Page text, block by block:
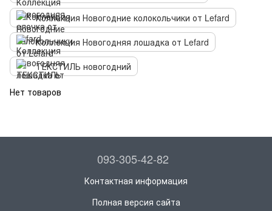
Коллекция Новогодние колокольчики от Lefard
Коллекция Новогодняя лошадка от Lefard
ТЕКСТИЛЬ новогодний
Нет товаров
093-305-42-82
Контактная информация
Полная версия сайта